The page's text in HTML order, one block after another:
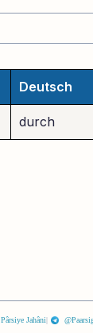
Deutsch
durch
Pârsiye Jahâni|